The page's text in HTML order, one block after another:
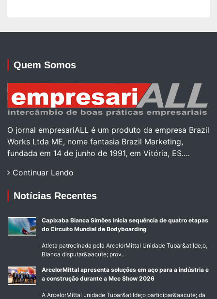
Quem Somos
O jornal empresariALL é um produto da empresa Brazil
Works Ltda ME, nome fantasia Brazil Marketing,
fundada em 14 de junho de 1991, em Vitória, ES.…
Continuar Lendo
Notícias Recentes
Capixaba Bianca Simões inicia sequência de quatro etapas
do Circuito Mundial de Bodyboarding
Atleta patrocinada pela ArcelorMittal Unidade Tubar&atilde;o,
Bianca disputar&aacute; prov...
ArcelorMittal apresenta soluções em aço para a indústria e
a construção durante a Mec Show 2026
A ArcelorMittal unidade Tubar&atilde;o participar&aacute; da